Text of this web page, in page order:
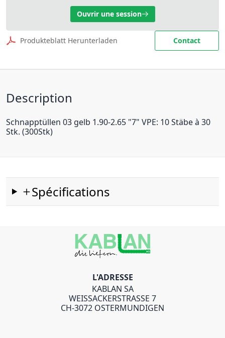
Ouvrir une session
Produkteblatt Herunterladen Contact
Description
Schnapptüllen 03 gelb 1.90-2.65 "7" VPE: 10 Stäbe à 30
Stk. (300Stk)
Spécifications
L'ADRESSE
KABLAN SA
WEISSACKERSTRASSE 7
CH-3072 OSTERMUNDIGEN